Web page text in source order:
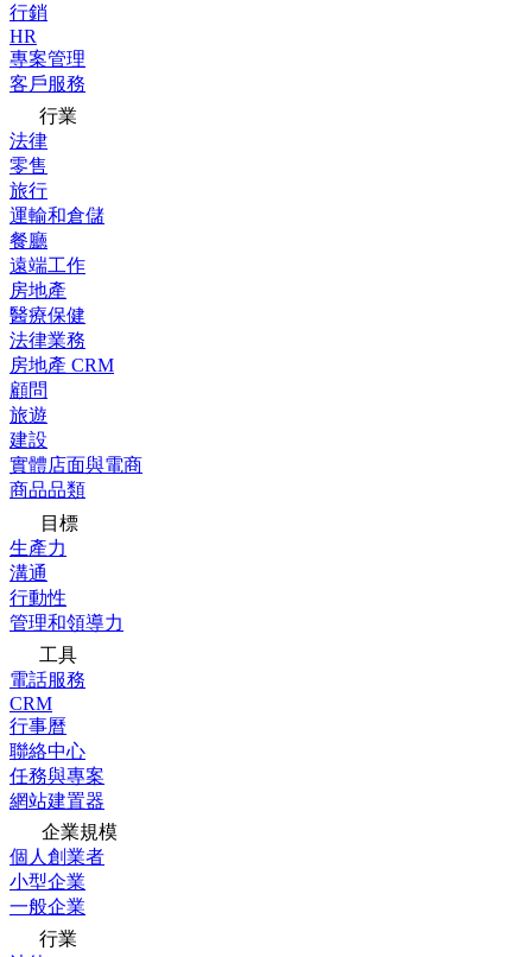
行銷
HR
專案管理
客戶服務
行業
法律
零售
旅行
運輸和倉儲
餐廳
遠端工作
房地產
醫療保健
法律業務
房地產 CRM
顧問
旅遊
建設
實體店面與電商
商品品類
目標
生產力
溝通
行動性
管理和領導力
工具
電話服務
CRM
行事曆
聯絡中心
任務與專案
網站建置器
企業規模
個人創業者
小型企業
一般企業
行業